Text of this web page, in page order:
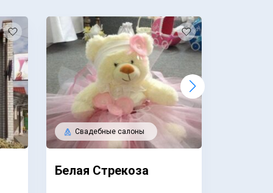
Белая Стрекоза
Свадебные салоны